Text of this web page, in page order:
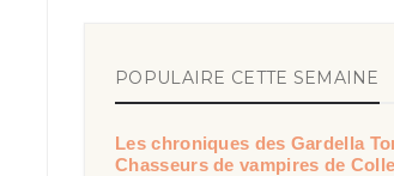
POPULAIRE CETTE SEMAINE
Les chroniques des Gardella
Chasseurs de vampires de